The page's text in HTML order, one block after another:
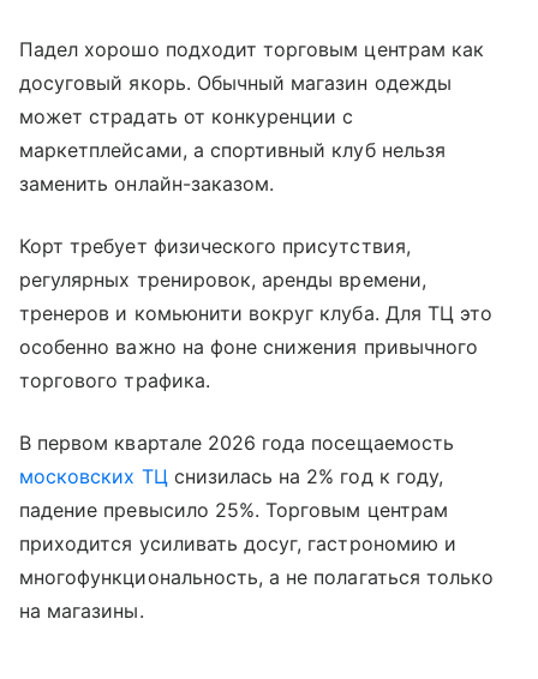
Падел хорошо подходит торговым центрам как
досуговый якорь. Обычный магазин одежды
может страдать от конкуренции с
маркетплейсами, а спортивный клуб нельзя
заменить онлайн-заказом.
Корт требует физического присутствия,
регулярных тренировок, аренды времени,
тренеров и комьюнити вокруг клуба. Для ТЦ это
особенно важно на фоне снижения привычного
торгового трафика.
В первом квартале 2026 года посещаемость
московских ТЦ снизилась на 2% год к году,
падение превысило 25%. Торговым центрам
приходится усиливать досуг, гастрономию и
многофункциональность, а не полагаться только
на магазины.